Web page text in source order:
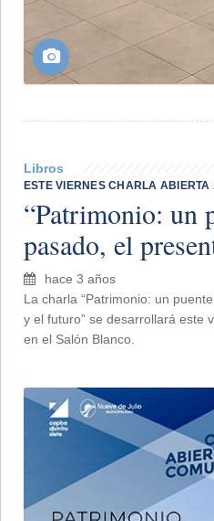
Libros
ESTE VIERNES CHARLA
“Patrimonio: un
pasado, el
hace 3 años
La charla “Patrimonio: un
y el futuro” se desarrollará este
en el Salón Blanco.